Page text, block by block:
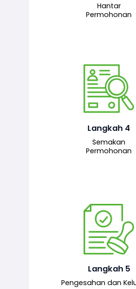
Hantar
Permohonan
Langkah 4
Semakan
Permohonan
Pegawai penyemak
maklumat yang
semua maklumat adalah
kepada pegawai
tindakan
Langkah 5
Pengesahan dan
Pegawai pelulus menilai
dan memberi
kelulusan akhir sekiranya
mematuhi syarat